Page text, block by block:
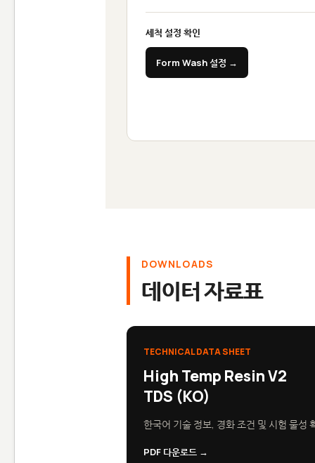
세척 설정 확인
Form Wash 설정 →
DOWNLOADS
데이터 자료표
TECHNICAL DATA SHEET
High Temp Resin V2
TDS (KO)
한국어 기술 정보, 경화 조건 및 시험 물성
PDF 다운로드 →